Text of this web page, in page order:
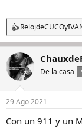
R
e
a
c
c
i
e
:
RelojdeCUCOy
De la casa
29 Ago 2021
Con un 911 y un